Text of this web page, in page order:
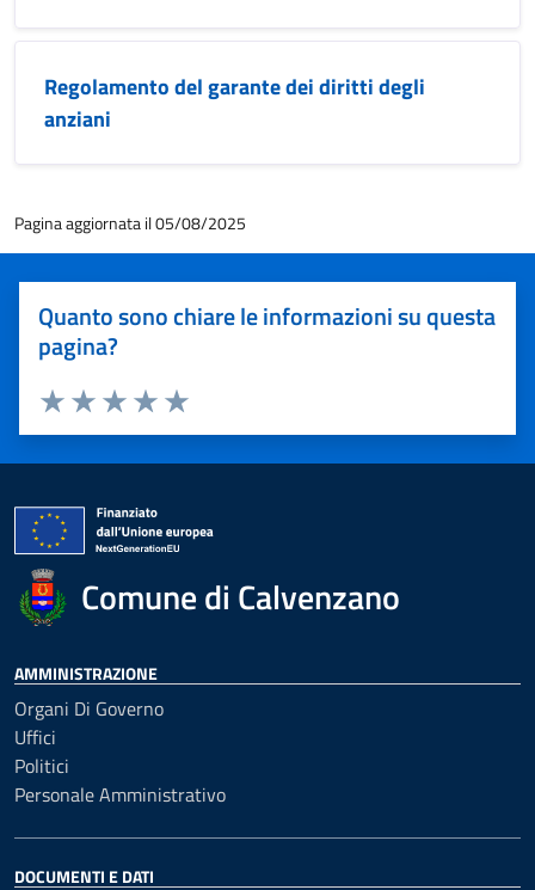
Regolamento del garante dei diritti degli
anziani
Pagina aggiornata il 05/08/2025
Quanto sono chiare le informazioni su questa
pagina?
Valuta 5 stelle su 5
Valuta 4 stelle su 5
Valuta 3 stelle su 5
Valuta 2 stelle su 5
Valuta 1 stelle su 5
Comune di Calvenzano
AMMINISTRAZIONE
Organi Di Governo
Uffici
Politici
Personale Amministrativo
DOCUMENTI E DATI